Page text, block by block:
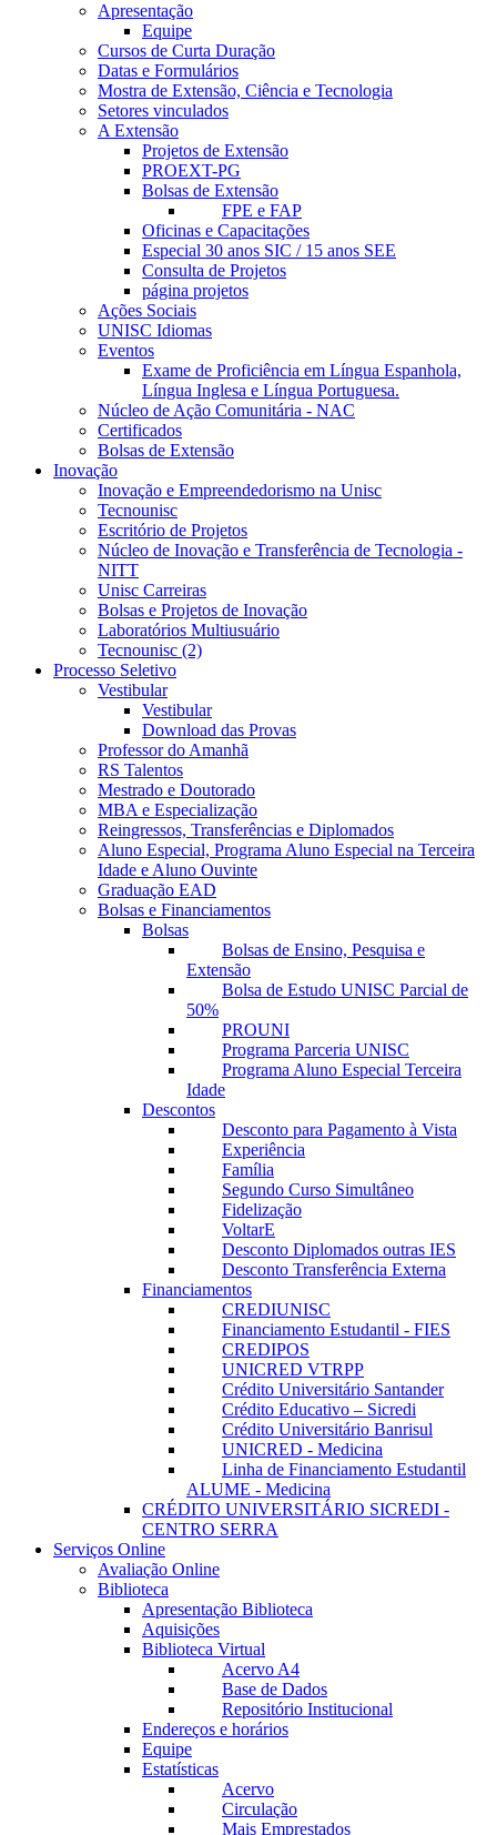
Apresentação
Equipe
Cursos de Curta Duração
Datas e Formulários
Mostra de Extensão, Ciência e Tecnologia
Setores vinculados
A Extensão
Projetos de Extensão
PROEXT-PG
Bolsas de Extensão
FPE e FAP
Oficinas e Capacitações
Especial 30 anos SIC / 15 anos SEE
Consulta de Projetos
página projetos
Ações Sociais
UNISC Idiomas
Eventos
Exame de Proficiência em Língua Espanhola,
Língua Inglesa e Língua Portuguesa.
Núcleo de Ação Comunitária - NAC
Certificados
Bolsas de Extensão
Inovação
Inovação e Empreendedorismo na Unisc
Tecnounisc
Escritório de Projetos
Núcleo de Inovação e Transferência de Tecnologia -
NITT
Unisc Carreiras
Bolsas e Projetos de Inovação
Laboratórios Multiusuário
Tecnounisc (2)
Processo Seletivo
Vestibular
Vestibular
Download das Provas
Professor do Amanhã
RS Talentos
Mestrado e Doutorado
MBA e Especialização
Reingressos, Transferências e Diplomados
Aluno Especial, Programa Aluno Especial na Terceira
Idade e Aluno Ouvinte
Graduação EAD
Bolsas e Financiamentos
Bolsas
Bolsas de Ensino, Pesquisa e
Extensão
Bolsa de Estudo UNISC Parcial de
50%
PROUNI
Programa Parceria UNISC
Programa Aluno Especial Terceira
Idade
Descontos
Desconto para Pagamento à Vista
Experiência
Família
Segundo Curso Simultâneo
Fidelização
VoltarE
Desconto Diplomados outras IES
Desconto Transferência Externa
Financiamentos
CREDIUNISC
Financiamento Estudantil - FIES
CREDIPOS
UNICRED VTRPP
Crédito Universitário Santander
Crédito Educativo – Sicredi
Crédito Universitário Banrisul
UNICRED - Medicina
Linha de Financiamento Estudantil
ALUME - Medicina
CRÉDITO UNIVERSITÁRIO SICREDI -
CENTRO SERRA
Serviços Online
Avaliação Online
Biblioteca
Apresentação Biblioteca
Aquisições
Biblioteca Virtual
Acervo A4
Base de Dados
Repositório Institucional
Endereços e horários
Equipe
Estatísticas
Acervo
Circulação
Mais Emprestados